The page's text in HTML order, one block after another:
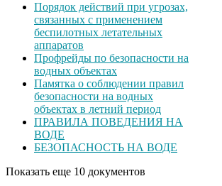
Порядок действий при угрозах,
связанных с применением
беспилотных летательных
аппаратов
Профрейды по безопасности на
водных объектах
Памятка о соблюдении правил
безопасности на водных
объектах в летний период
ПРАВИЛА ПОВЕДЕНИЯ НА
ВОДЕ
БЕЗОПАСНОСТЬ НА ВОДЕ
Показать еще 10 документов